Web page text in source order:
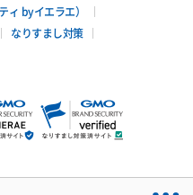
ィ byイエラエ）
なりすまし対策